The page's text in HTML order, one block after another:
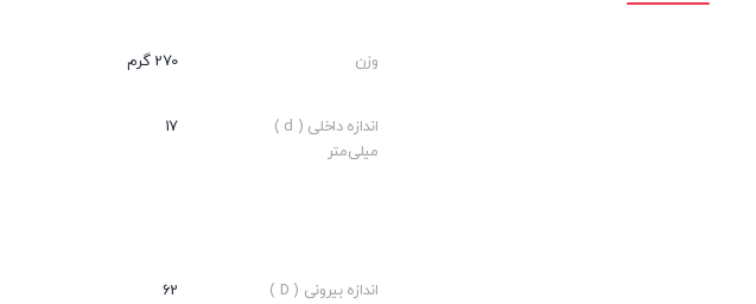
وزن 270 گرم
اندازه داخلی ( d )
میلی‌متر
17
اندازه بیرونی ( D )
62